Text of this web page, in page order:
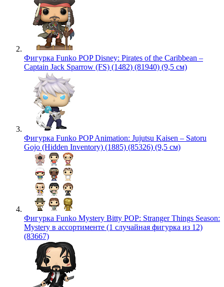
Фигурка Funko POP Disney: Pirates of the Caribbean –
Captain Jack Sparrow (FS) (1482) (81940) (9,5 см)
Фигурка Funko POP Animation: Jujutsu Kaisen – Satoru
Gojo (Hidden Inventory) (1885) (85326) (9,5 см)
Фигурка Funko Mystery Bitty POP: Stranger Things Season:
Mystery в ассортименте (1 случайная фигурка из 12)
(83667)